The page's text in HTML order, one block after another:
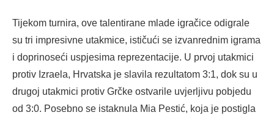
Tijekom turnira, ove talentirane mlade igračice odigrale
su tri impresivne utakmice, ističući se izvanrednim igrama
i doprinoseći uspjesima reprezentacije. U prvoj utakmici
protiv Izraela, Hrvatska je slavila rezultatom 3:1, dok su u
drugoj utakmici protiv Grčke ostvarile uvjerljivu pobjedu
od 3:0. Posebno se istaknula Mia Pestić, koja je postigla